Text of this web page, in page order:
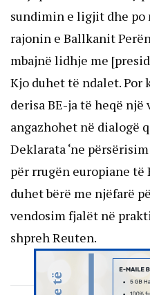
sundimin e ligjit dhe
rajonin e Ballkanit
mbajnë lidhje me
Kjo duhet të ndalet. Por
derisa BE-ja të heqë
angazhohet në dialogë
Deklarata ‘ne
për rrugën europiane të
duhet bërë me njëfarë
vendosim fjalët në
shpreh Reuten.